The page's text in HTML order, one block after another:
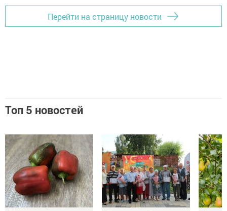
Перейти на страницу новости
Топ 5 новостей